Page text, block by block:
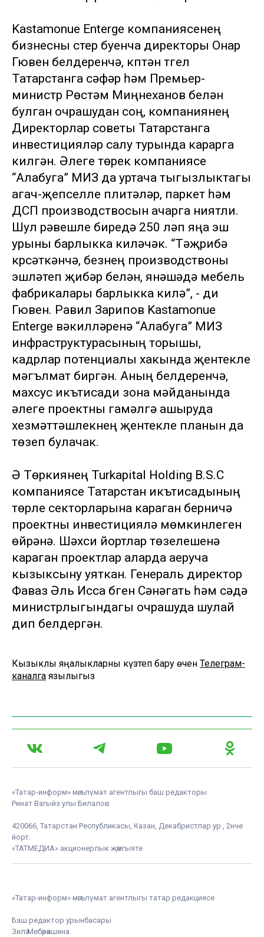
Kastamonue Enterge компаниясенең
бизнесны үстерү буенча директоры Онар
Гювен белдерүенчә, күптән түгел
Татарстанга сәфәр һәм Премьер-
министр Рөстәм Миңнеханов белән
булган очрашудан соң, компаниянең
Директорлар советы Татарстанга
инвестицияләр салу турында карарга
килгән. Әлеге төрек компаниясе
“Алабуга” МИЗ да уртача тыгызлыктагы
агач-җепселле плитәләр, паркет һәм
ДСП производствосын ачарга ниятли.
Шул рәвешле биредә 250 ләп яңа эш
урыны барлыкка киләчәк. “Тәҗрибә
күрсәткәнчә, безнең производствоны
эшләтеп җибәрү белән, янәшәдә мебель
фабрикалары барлыкка килә”, - ди
Гювен. Равил Зарипов Kastamonue
Enterge вәкилләренә “Алабуга” МИЗ
инфраструктурасының торышы,
кадрлар потенциалы хакында җентекле
мәгълүмат биргән. Аның белдерүенчә,
махсус икътисади зона мәйданында
әлеге проектны гамәлгә ашыруда
хезмәттәшлекнең җентекле планын да
төзеп булачак.
Ә Төркиянең Turkapital Holding B.S.C
компаниясе Татарстан икътисадының
төрле секторларына караган берничә
проектны инвестицияләү мөмкинлеген
өйрәнә. Шәхси йортлар төзелешенә
караган проектлар аларда аеруча
кызыксыну уяткан. Генераль директор
Фаваз Әль Исса бүген Сәнәгать һәм сәүдә
министрлыгындагы очрашуда шулай
дип белдергән.
Кызыклы яңалыкларны күзәтеп бару өчен Телеграм-
каналга язылыгыз
«Татар-информ» мәгълүмат агентлыгы баш редакторы
Ринат Вагыйз улы Билалов
420066, Татарстан Республикасы, Казан, Декабристлар ур., 2нче
йорт.
«ТАТМЕДИА» акционерлык җәмгыяте
«Татар-информ» мәгълүмат агентлыгы татар редакциясе
Баш редактор урынбасары
Зилә Мөбәрәкшина